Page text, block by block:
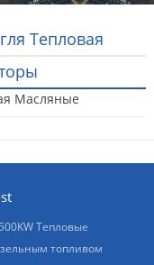
Тепловая
Масляные
Тепловые
топливом